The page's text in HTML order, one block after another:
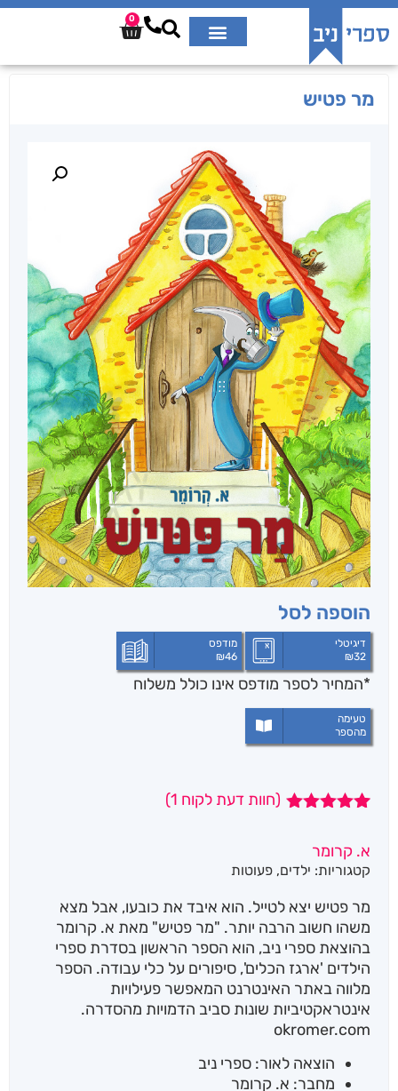
0
מר פטיש
הוספה לסל
דיגיטלי
₪32
מודפס
₪46
*המחיר לספר מודפס אינו כולל משלוח
טעימה
מהספר
מבוסס על
דירוגים של
(חוות דעת לקוח 1
)
א. קרומר
קטגוריות: ילדים, פעוטות
מר פטיש יצא לטייל. הוא איבד את כובעו, אבל מצא
משהו חשוב הרבה יותר. "מר פטיש" מאת א. קרומר
בהוצאת ספרי ניב, הוא הספר הראשון בסדרת ספרי
הילדים 'ארגז הכלים', סיפורים על כלי עבודה. הספר
מלווה באתר האינטרנט המאפשר פעילויות
אינטראקטיביות שונות סביב הדמויות מהסדרה.
okromer.com
הוצאה לאור: ספרי ניב
מחבר: א. קרומר